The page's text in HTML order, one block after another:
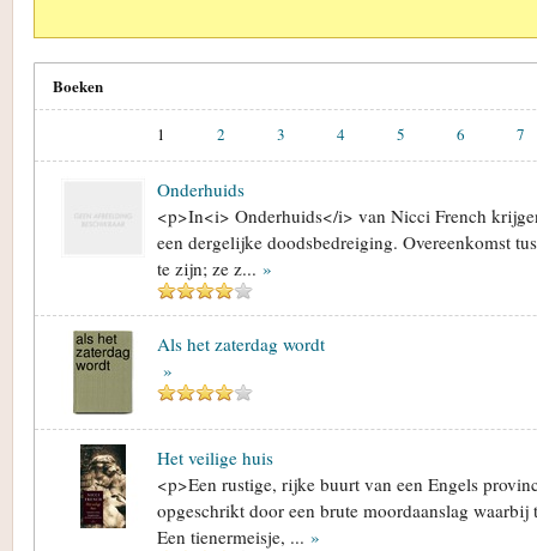
Boeken
1 2 3 4 5 6 7
Onderhuids
<p>In<i> Onderhuids</i> van Nicci French
een dergelijke doodsbedreiging. Overeenkomst
te zijn; ze z... »
Als het zaterdag wordt
»
Het veilige huis
<p>Een rustige, rijke buurt van een Engels
opgeschrikt door een brute moordaanslag waarbij
Een tienermeisje, ... »